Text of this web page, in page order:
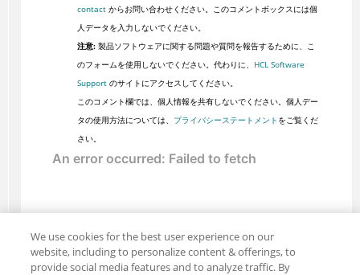
contactからお問い合わせください。このコメントボックスには個
人データを入力しないでください。
注意:製品ソフトウェアに関する問題や質問を報告するために、こ
のフォームを使用しないでください。代わりに、 HCL Software
Supportのサイトにアクセスしてください。
このコメント欄では、個人情報を共有しないでください。個人デー
タの使用方法については、 プライバシーステートメント をご覧くだ
さい。
We use cookies for the best user experience on our
website, including to personalize content & offerings, to
provide social media features and to analyze traffic. By